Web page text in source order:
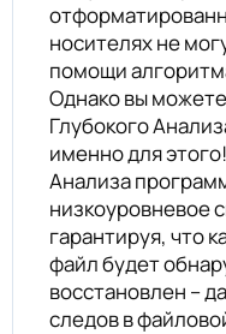
носителях не
помощи
Однако вы
Глубокого
именно для
Анализа
низкоуровневое
гарантируя, что
файл будет
восстановлен –
следов в